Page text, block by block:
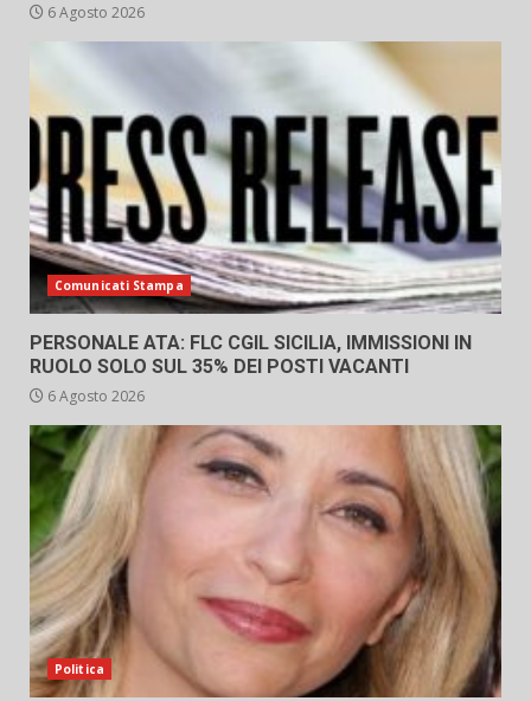
6 Agosto 2026
Comunicati Stampa
PERSONALE ATA: FLC CGIL SICILIA, IMMISSIONI IN
RUOLO SOLO SUL 35% DEI POSTI VACANTI
6 Agosto 2026
Politica